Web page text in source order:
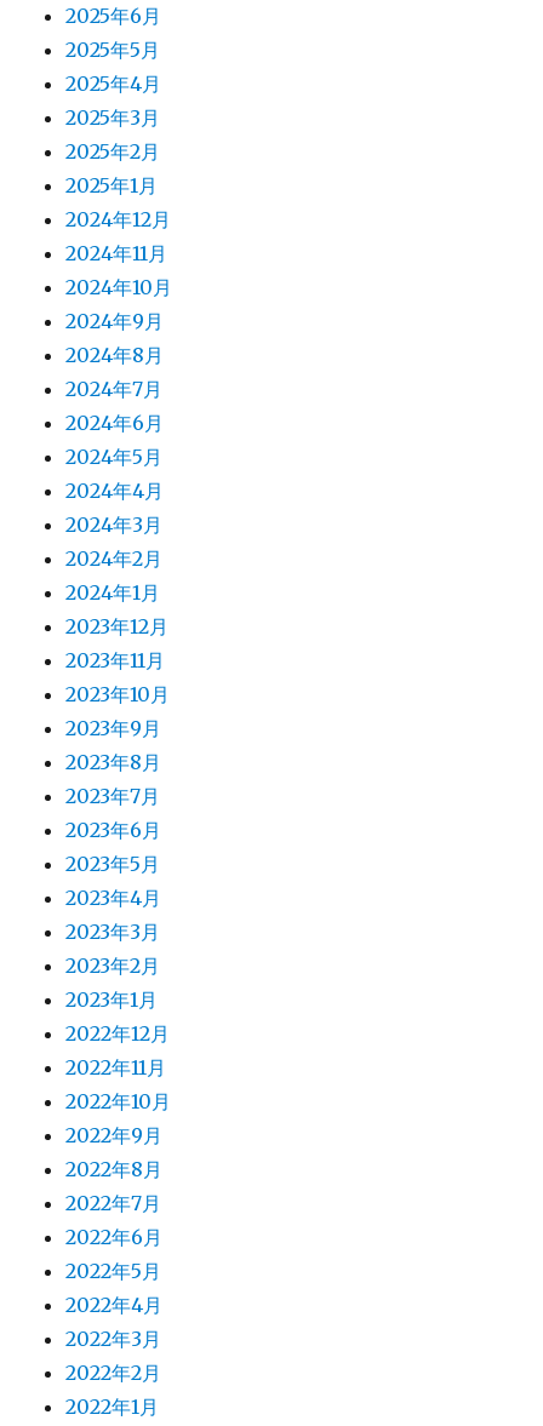
2025年6月
2025年5月
2025年4月
2025年3月
2025年2月
2025年1月
2024年12月
2024年11月
2024年10月
2024年9月
2024年8月
2024年7月
2024年6月
2024年5月
2024年4月
2024年3月
2024年2月
2024年1月
2023年12月
2023年11月
2023年10月
2023年9月
2023年8月
2023年7月
2023年6月
2023年5月
2023年4月
2023年3月
2023年2月
2023年1月
2022年12月
2022年11月
2022年10月
2022年9月
2022年8月
2022年7月
2022年6月
2022年5月
2022年4月
2022年3月
2022年2月
2022年1月